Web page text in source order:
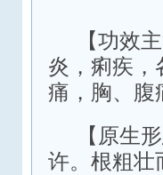
【功效
炎，痢疾，
痛，胸、腹
【原生
许。根粗壮